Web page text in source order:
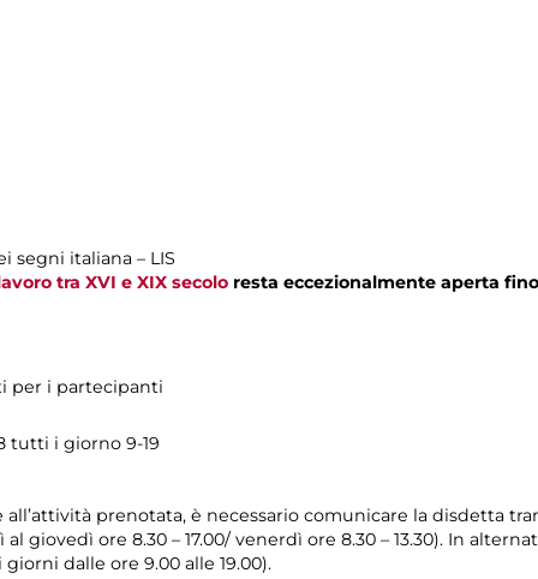
segni italiana – LIS
tra XVI e XIX secolo resta eccezionalmente aperta
per i partecipanti
tutti i giorno 9-19
prenotata, è necessario comunicare la disdetta
giovedì ore 8.30 – 17.00/ venerdì ore 8.30 – 13.30). In
dalle ore 9.00 alle 19.00).